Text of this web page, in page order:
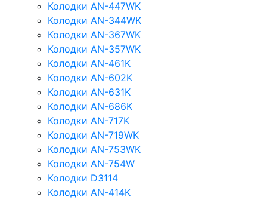
Колодки AN-447WK
Колодки AN-344WK
Колодки AN-367WK
Колодки AN-357WK
Колодки AN-461K
Колодки AN-602K
Колодки AN-631K
Колодки AN-686K
Колодки AN-717K
Колодки AN-719WK
Колодки AN-753WK
Колодки AN-754W
Колодки D3114
Колодки AN-414K